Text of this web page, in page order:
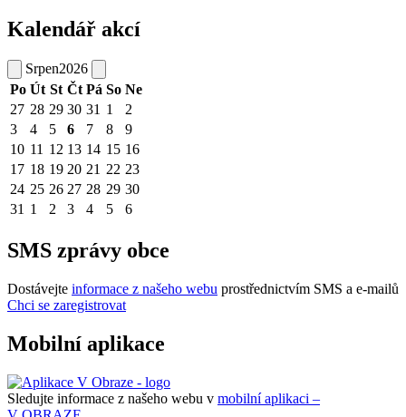
Kalendář akcí
Srpen2026
Po Út St Čt Pá So Ne
27 28 29 30 31 1
2
3
4 5 6 7 8
9
10 11 12 13 14 15 16
17 18 19 20 21 22 23
24 25 26 27 28 29 30
31 1 2 3 4 5 6
SMS zprávy obce
Dostávejte informace z našeho webu prostřednictvím SMS a e-mailů
Chci se zaregistrovat
Mobilní aplikace
Sledujte informace z našeho webu v mobilní aplikaci –